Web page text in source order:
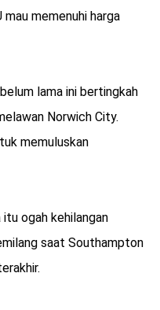
memenuhi harga
lama ini bertingkah
Norwich City.
memuluskan
itu ogah kehilangan
saat Southampton